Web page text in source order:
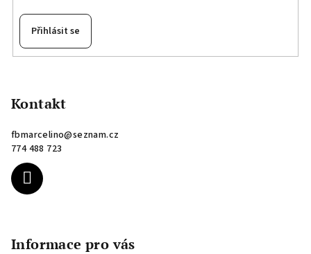
Přihlásit se
Kontakt
fbmarcelino@seznam.cz
774 488 723
Informace pro vás